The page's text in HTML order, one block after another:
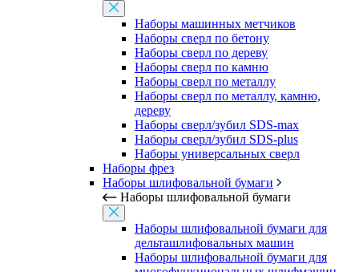
Наборы машинных метчиков
Наборы сверл по бетону
Наборы сверл по дереву
Наборы сверл по камню
Наборы сверл по металлу
Наборы сверл по металлу, камню,
дереву
Наборы сверл/зубил SDS-max
Наборы сверл/зубил SDS-plus
Наборы универсальных сверл
Наборы фрез
Наборы шлифовальной бумаги
Наборы шлифовальной бумаги
Наборы шлифовальной бумаги для
дельташлифовальных машин
Наборы шлифовальной бумаги для